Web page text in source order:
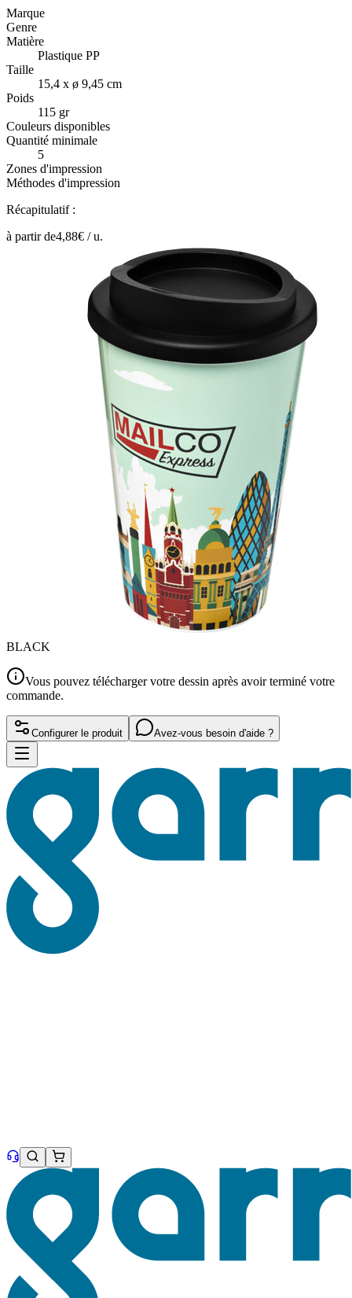
Marque
Genre
Matière
Plastique PP
Taille
15,4 x ø 9,45 cm
Poids
115 gr
Couleurs disponibles
Quantité minimale
5
Zones d'impression
Méthodes d'impression
Récapitulatif :
à partir de4,88€ /u.
BLACK
Vous pouvez télécharger votre dessin après avoir terminé votre
commande.
Configurer le produit Avez-vous besoin d'aide ?